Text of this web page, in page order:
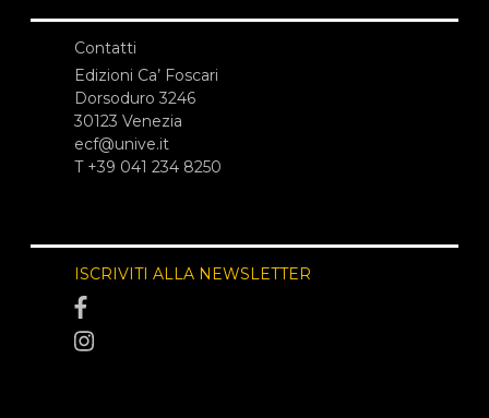
Contatti
Edizioni Ca’ Foscari
Dorsoduro 3246
30123 Venezia
ecf@unive.it
T +39 041 234 8250
ISCRIVITI ALLA NEWSLETTER